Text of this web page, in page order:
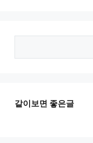
같이보면 좋은글